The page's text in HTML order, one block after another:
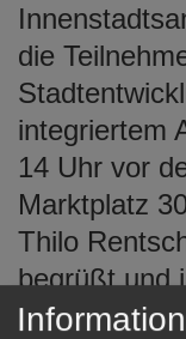
die
integriertem
14 Uhr vor
Marktplatz
Thilo
begrüßt und